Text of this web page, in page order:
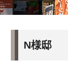
N様邸